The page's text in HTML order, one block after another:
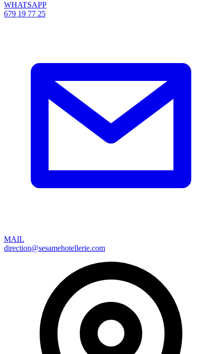
WHATSAPP
679 19 77 25
MAIL
direction@sesamehotellerie.com